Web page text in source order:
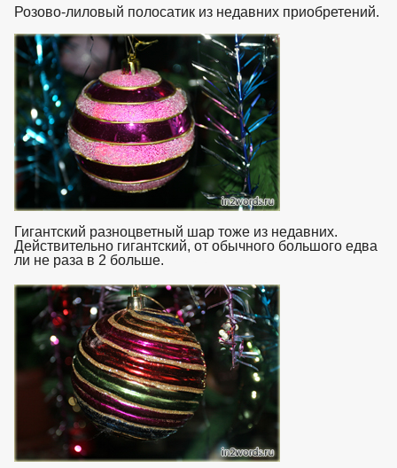
Розово-лиловый полосатик из недавних приобретений.
Гигантский разноцветный шар тоже из недавних.
Действительно гигантский, от обычного большого едва
ли не раза в 2 больше.